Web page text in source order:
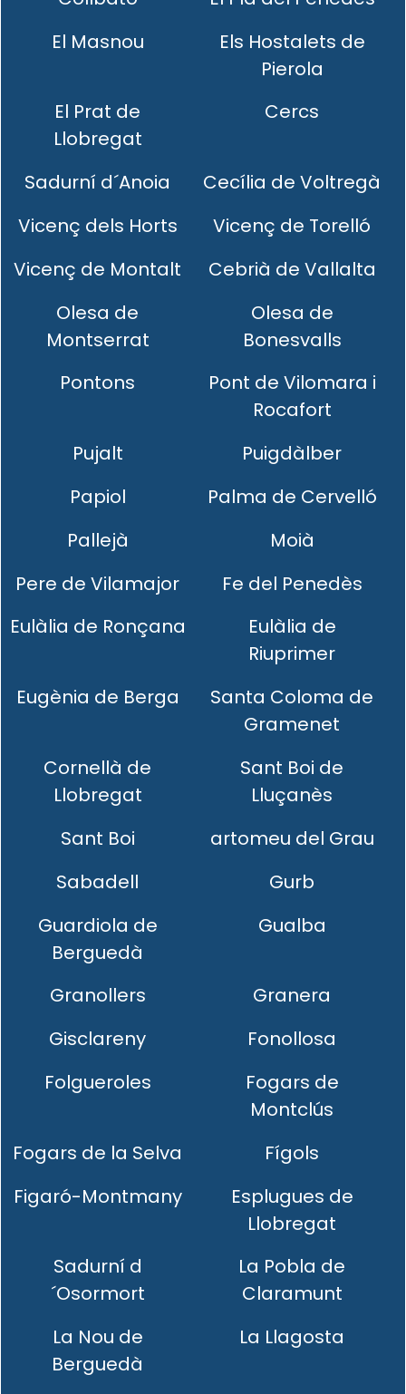
El Masnou
Els Hostalets de
Pierola
El Prat de
Llobregat
Cercs
Sadurní d´Anoia
Cecília de Voltregà
Vicenç dels Horts
Vicenç de Torelló
Vicenç de Montalt
Cebrià de Vallalta
Olesa de
Montserrat
Olesa de
Bonesvalls
Pontons
Pont de Vilomara i
Rocafort
Pujalt
Puigdàlber
Papiol
Palma de Cervelló
Pallejà
Moià
Pere de Vilamajor
Fe del Penedès
Eulàlia de Ronçana
Eulàlia de
Riuprimer
Eugènia de Berga
Santa Coloma de
Gramenet
Cornellà de
Llobregat
Sant Boi de
Lluçanès
Sant Boi
artomeu del Grau
Sabadell
Gurb
Guardiola de
Berguedà
Gualba
Granollers
Granera
Gisclareny
Fonollosa
Folgueroles
Fogars de
Montclús
Fogars de la Selva
Fígols
Figaró-Montmany
Esplugues de
Llobregat
Sadurní d
´Osormort
La Pobla de
Claramunt
La Nou de
Berguedà
La Llagosta